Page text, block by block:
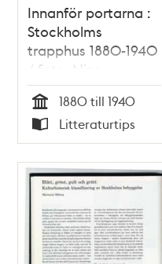
Innanför portarna :
Stockholms
trapphus 1880-1940
/ foto: Nino
Monastra ; text:
Olof Antell m.fl.
Tid
1880 till 1940
Typ
Litteraturtips